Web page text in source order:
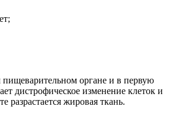
органе и в первую
дистрофическое изменение клеток и
разрастается жировая ткань.